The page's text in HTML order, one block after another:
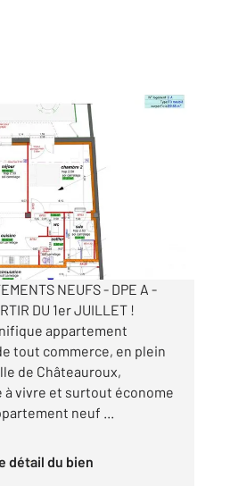
à louer
NEUFS - DPE A -
DU 1er JUILLET !
appartement
tout commerce, en plein
de Châteauroux,
à vivre et surtout économe
neuf ...
détail du bien